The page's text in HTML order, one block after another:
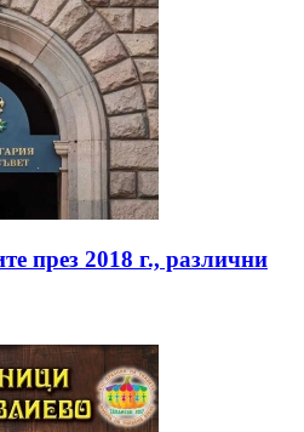
през 2018 г., различни